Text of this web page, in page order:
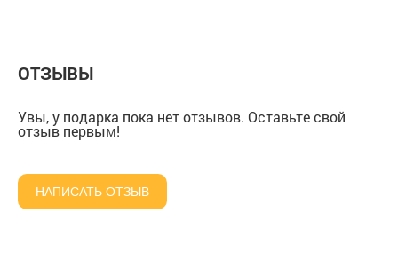
ОТЗЫВЫ
Увы, у подарка пока нет отзывов. Оставьте свой
отзыв первым!
НАПИСАТЬ ОТЗЫВ